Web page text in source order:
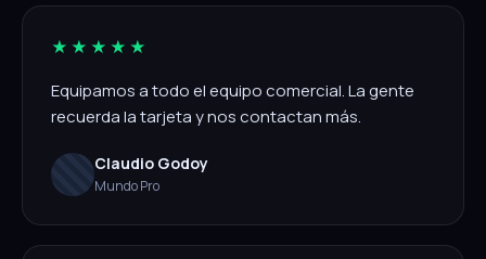
★★★★★
Equipamos a todo el equipo comercial. La gente
recuerda la tarjeta y nos contactan más.
Claudio Godoy
Mundo Pro